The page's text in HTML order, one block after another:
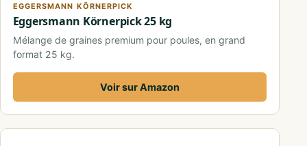
EGGERSMANN KÖRNERPICK
Eggersmann Körnerpick 25 kg
Mélange de graines premium pour poules, en grand
format 25 kg.
Voir sur Amazon